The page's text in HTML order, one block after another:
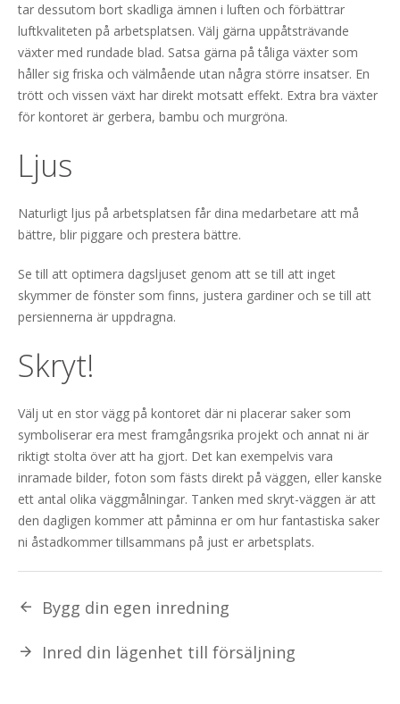
tar dessutom bort skadliga ämnen i luften och förbättrar
luftkvaliteten på arbetsplatsen. Välj gärna uppåtsträvande
växter med rundade blad. Satsa gärna på tåliga växter som
håller sig friska och välmående utan några större insatser. En
trött och vissen växt har direkt motsatt effekt. Extra bra växter
för kontoret är gerbera, bambu och murgröna.
Ljus
Naturligt ljus på arbetsplatsen får dina medarbetare att må
bättre, blir piggare och prestera bättre.
Se till att optimera dagsljuset genom att se till att inget
skymmer de fönster som finns, justera gardiner och se till att
persiennerna är uppdragna.
Skryt!
Välj ut en stor vägg på kontoret där ni placerar saker som
symboliserar era mest framgångsrika projekt och annat ni är
riktigt stolta över att ha gjort. Det kan exempelvis vara
inramade bilder, foton som fästs direkt på väggen, eller kanske
ett antal olika väggmålningar. Tanken med skryt-väggen är att
den dagligen kommer att påminna er om hur fantastiska saker
ni åstadkommer tillsammans på just er arbetsplats.
Bygg din egen inredning
Inred din lägenhet till försäljning